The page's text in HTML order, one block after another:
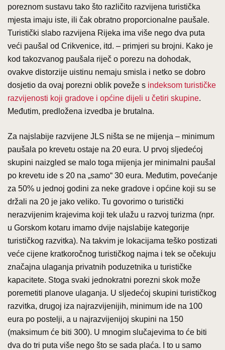
poreznom sustavu tako što različito razvijena turistička
mjesta imaju iste, ili čak obratno proporcionalne paušale.
Turistički slabo razvijena Rijeka ima više nego dva puta
veći paušal od Crikvenice, itd. – primjeri su brojni. Kako je
kod takozvanog paušala riječ o porezu na dohodak,
ovakve distorzije uistinu nemaju smisla i netko se dobro
dosjetio da ovaj porezni oblik poveže s indeksom turističke
razvijenosti koji gradove i općine dijeli u četiri skupine.
Međutim, predložena izvedba je brutalna.
Za najslabije razvijene JLS ništa se ne mijenja – minimum
paušala po krevetu ostaje na 20 eura. U prvoj sljedećoj
skupini naizgled se malo toga mijenja jer minimalni paušal
po krevetu ide s 20 na „samo“ 30 eura. Međutim, povećanje
za 50% u jednoj godini za neke gradove i općine koji su se
držali na 20 je jako veliko. Tu govorimo o turistički
nerazvijenim krajevima koji tek ulažu u razvoj turizma (npr.
u Gorskom kotaru imamo dvije najslabije kategorije
turističkog razvitka). Na takvim je lokacijama teško postizati
veće cijene kratkoročnog turističkog najma i tek se očekuju
značajna ulaganja privatnih poduzetnika u turističke
kapacitete. Stoga svaki jednokratni porezni skok može
poremetiti planove ulaganja. U sljedećoj skupini turističkog
razvitka, drugoj iza najrazvijenijih, minimum ide na 100
eura po postelji, a u najrazvijenijoj skupini na 150
(maksimum će biti 300). U mnogim slučajevima to će biti
dva do tri puta više nego što se sada plaća. I to u samo